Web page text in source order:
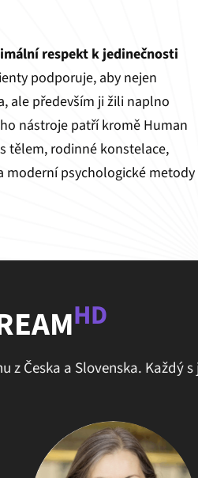
respekt k jedinečnosti
podporuje, aby nejen
ale především ji žili naplno
nástroje patří kromě Human
tělem, rodinné konstelace,
moderní psychologické metody
HD
z Česka a Slovenska. Každý